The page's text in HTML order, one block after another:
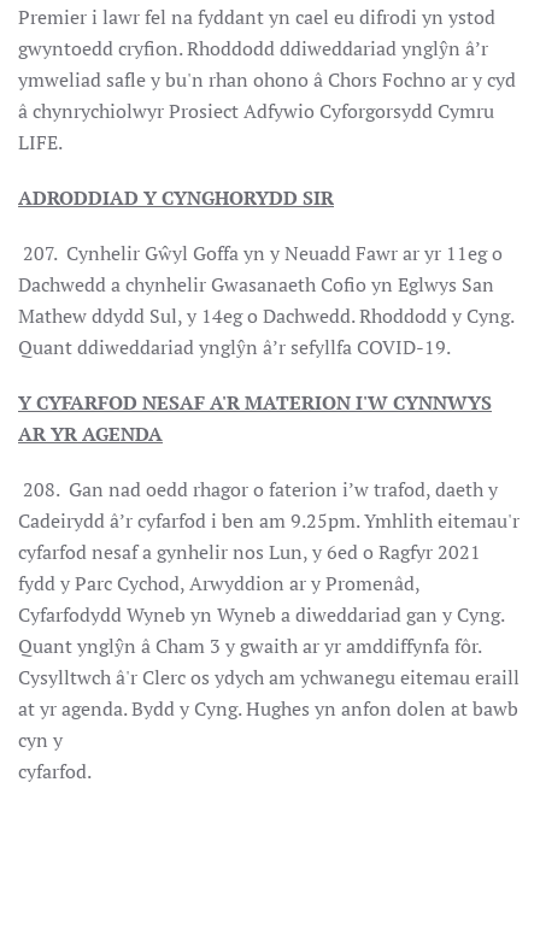
Premier i lawr fel na fyddant yn cael eu difrodi yn ystod
gwyntoedd cryfion. Rhoddodd ddiweddariad ynglŷn â’r
ymweliad safle y bu'n rhan ohono â Chors Fochno ar y cyd
â chynrychiolwyr Prosiect Adfywio Cyforgorsydd Cymru
LIFE.
ADRODDIAD Y CYNGHORYDD SIR
207. Cynhelir Gŵyl Goffa yn y Neuadd Fawr ar yr 11eg o
Dachwedd a chynhelir Gwasanaeth Cofio yn Eglwys San
Mathew ddydd Sul, y 14eg o Dachwedd. Rhoddodd y Cyng.
Quant ddiweddariad ynglŷn â’r sefyllfa COVID-19.
Y CYFARFOD NESAF A'R MATERION I'W CYNNWYS
AR YR AGENDA
208. Gan nad oedd rhagor o faterion i’w trafod, daeth y
Cadeirydd â’r cyfarfod i ben am 9.25pm. Ymhlith eitemau'r
cyfarfod nesaf a gynhelir nos Lun, y 6ed o Ragfyr 2021
fydd y Parc Cychod, Arwyddion ar y Promenâd,
Cyfarfodydd Wyneb yn Wyneb a diweddariad gan y Cyng.
Quant ynglŷn â Cham 3 y gwaith ar yr amddiffynfa fôr.
Cysylltwch â'r Clerc os ydych am ychwanegu eitemau eraill
at yr agenda. Bydd y Cyng. Hughes yn anfon dolen at bawb
cyn y
cyfarfod.